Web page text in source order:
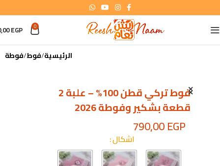
0
EGP
الرئيسية فوط فوطة
فوط تركي قطن 100% – علبة 2
قطعة بشكير وفوطة 2026
790,00EGP
اشكال